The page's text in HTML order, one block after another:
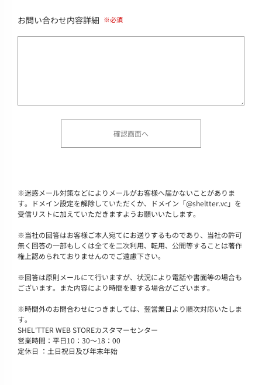
お問い合わせ内容詳細
※迷惑メール対策などによりメールがお客様へ届かないことがありま
す。ドメイン設定を解除していただくか、ドメイン「@sheltter.vc」を
受信リストに加えていただきますようお願いいたします。
※当社の回答はお客様ご本人宛てにお送りするものであり、当社の許可
無く回答の一部もしくは全てを二次利用、転用、公開等することは著作
権上認められておりませんのでご遠慮下さい。
※回答は原則メールにて行いますが、状況により電話や書面等の場合も
ございます。また内容により時間を要する場合がございます。
※時間外のお問合わせにつきましては、翌営業日より順次対応いたしま
す。
SHEL'TTER WEB STOREカスタマーセンター
営業時間：平日10：30～18：00
定休日 ：土日祝日及び年末年始